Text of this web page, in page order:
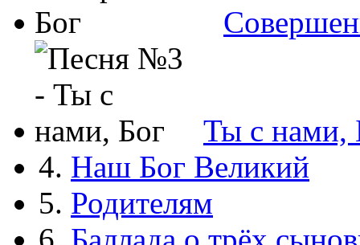
Ты с нами,
4. Наш Бог Великий
5. Родителям